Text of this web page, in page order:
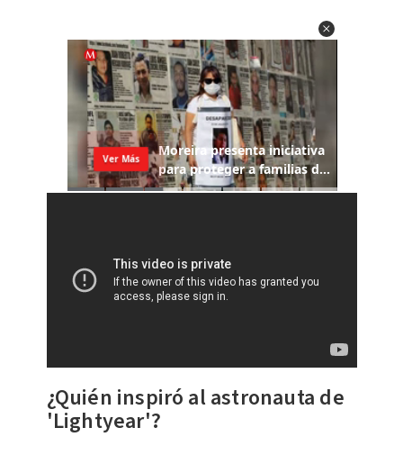
¿Quién inspiró al astronauta de
'Lightyear'?